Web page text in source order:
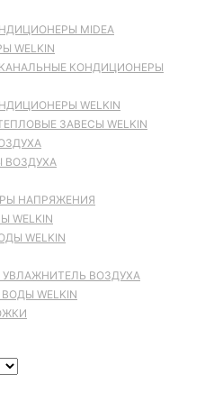
MIDEA
WELKIN
КОНДИЦИОНЕРЫ
WELKIN
ЗАВЕСЫ WELKIN
ВОЗДУХА
НАПРЯЖЕНИЯ
WELKIN
WELKIN
ВОЗДУХА
WELKIN